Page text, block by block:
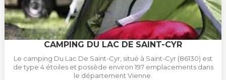
CAMPING DU LAC DE SAINT-CYR
Le camping Du Lac De Saint-Cyr, situé à Saint-Cyr (86130) est
de type 4 étoiles et possède environ 197 emplacements dans
le département Vienne.